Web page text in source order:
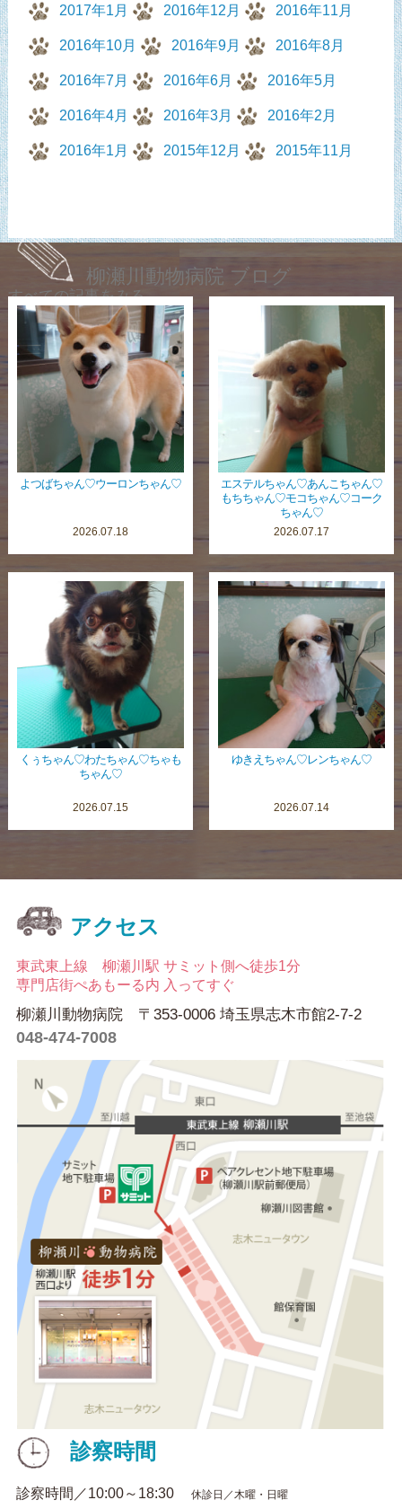
2017年1月 2016年12月 2016年11月
2016年10月 2016年9月 2016年8月
2016年7月 2016年6月 2016年5月
2016年4月 2016年3月 2016年2月
2016年1月 2015年12月 2015年11月
柳瀬川動物病院 ブログ
すべての記事をみる
よつばちゃん♡ウーロンちゃん♡
2026.07.18
エステルちゃん♡あんこちゃん♡
もちちゃん♡モコちゃん♡コーク
ちゃん♡
2026.07.17
くぅちゃん♡わたちゃん♡ちゃも
ちゃん♡
2026.07.15
ゆきえちゃん♡レンちゃん♡
2026.07.14
アクセス
東武東上線 柳瀬川駅 サミット側へ徒歩1分
専門店街ぺあもーる内 入ってすぐ
柳瀬川動物病院 〒353-0006 埼玉県志木市館2-7-2
048-474-7008
診察時間
診察時間／10:00～18:30 休診日／木曜・日曜